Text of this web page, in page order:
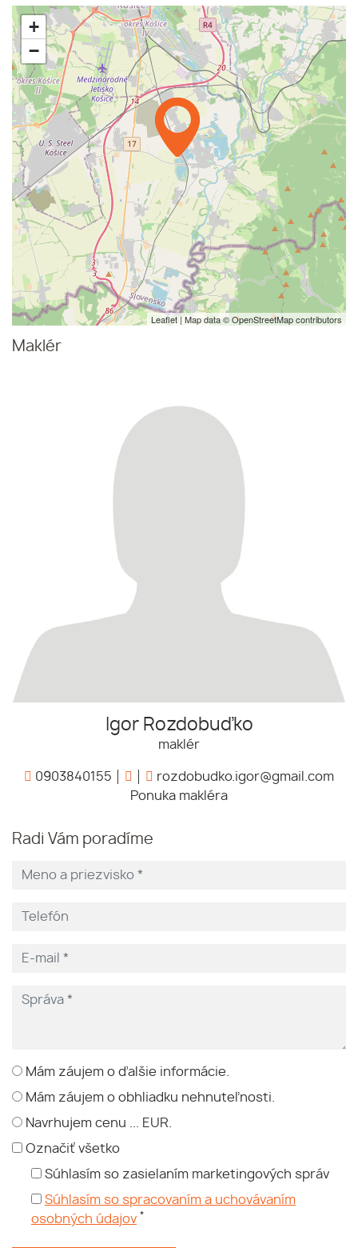
+
−
Leaflet | Map data ©OpenStreetMapcontributors
Maklér
Igor Rozdobuďko
maklér
0903840155
rozdobudko.igor@gmail.com
Ponuka makléra
Radi Vám poradíme
Mám záujem o ďalšie informácie.
Mám záujem o obhliadku nehnuteľnosti.
Navrhujem cenu ... EUR.
Označiť všetko
Súhlasím so zasielaním marketingových správ
Súhlasím so spracovaním a uchovávaním
osobných údajov *